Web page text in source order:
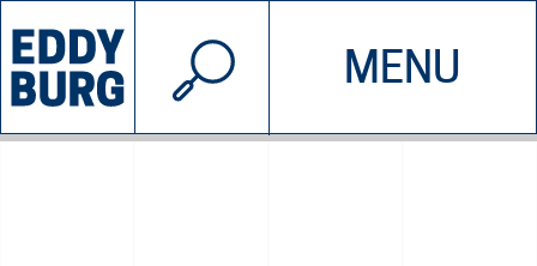
MENU
INIZIATIVE CHI SIAMO
© 2026 EDDYBURG